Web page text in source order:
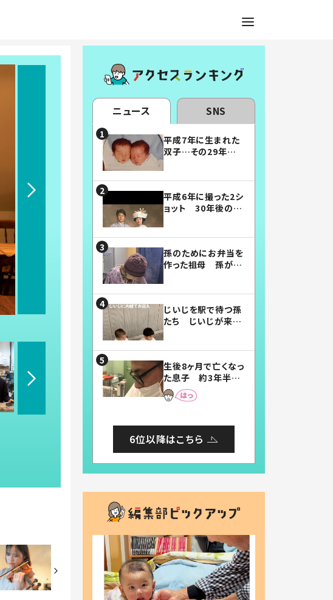
ニュース SNS
平成7年に生まれた
双子…その29年後
平成6年に撮った2シ
ョット 30年後の姿
孫のためにお弁当を
作った祖母 孫が絶
じいじを駅で待つ孫
たち じいじが来た
まらない」「幸せにな
れる」
生後8ヶ月で亡くなっ
た息子 約3年半
後、当時の妻の日記
に書いてあった本音
6位以降はこちら